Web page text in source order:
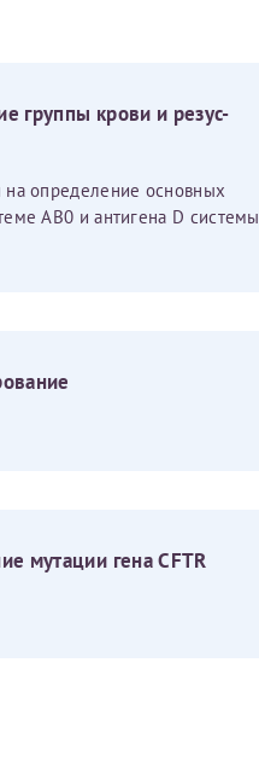
группы крови и резус-
на определение основных
AB0 и антигена D системы
мутации гена CFTR